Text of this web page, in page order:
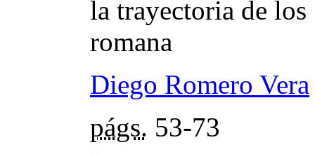
la trayectoria de
romana
Diego Romero Vera
págs. 53-73